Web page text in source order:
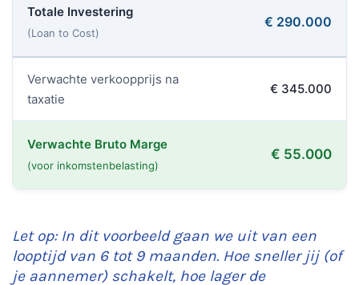
Totale Investering
(Loan to Cost)
€ 290.000
Verwachte verkoopprijs na
taxatie
€ 345.000
Verwachte Bruto Marge
(voor inkomstenbelasting)
€ 55.000
Let op: In dit voorbeeld gaan we uit van een
looptijd van 6 tot 9 maanden. Hoe sneller jij (of
je aannemer) schakelt, hoe lager de